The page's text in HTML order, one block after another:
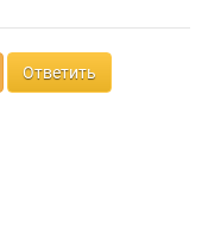
Ответить